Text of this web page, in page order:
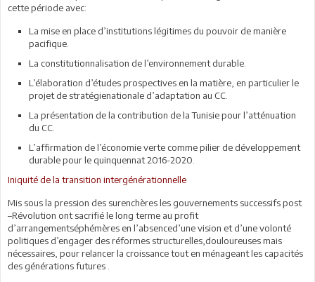
cette période avec:
La mise en place d’institutions légitimes du pouvoir de manière
pacifique.
La constitutionnalisation de l’environnement durable.
L’élaboration d’études prospectives en la matière, en particulier le
projet de stratégienationale d’adaptation au CC.
La présentation de la contribution de la Tunisie pour l’atténuation
du CC.
L’affirmation de l’économie verte comme pilier de développement
durable pour le quinquennat 2016-2020.
Iniquité de la transition intergénérationnelle
Mis sous la pression des surenchères les gouvernements successifs post
–Révolution ont sacrifié le long terme au profit
d’arrangementséphémères en l’absenced’une vision et d’une volonté
politiques d’engager des réformes structurelles,douloureuses mais
nécessaires, pour relancer la croissance tout en ménageant les capacités
des générations futures .